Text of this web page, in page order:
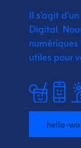
Il s'agit
Digital.
numériques
utiles pour
hello-